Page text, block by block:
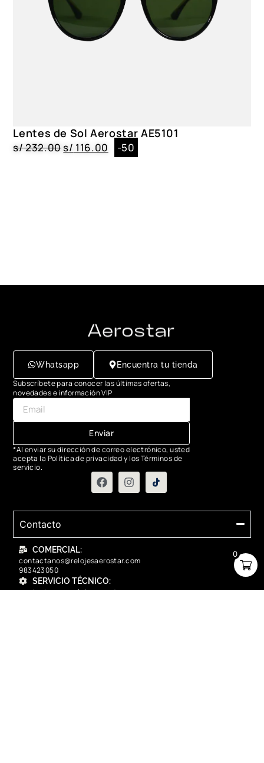
0
Lentes de Sol Aerostar AE5101
s/232.00s/ 116.00 -50
Whatsapp Encuentra tu tienda
Subscríbete para conocer las últimas ofertas,
novedades e información VIP
Enviar
*Al enviar su dirección de correo electrónico, usted
acepta la Política de privacidad y los Términos de
servicio.
Contacto
COMERCIAL:
contactanos@relojesaerostar.com
983423050
SERVICIO TÉCNICO:
contactanos@relojesaerostar.com